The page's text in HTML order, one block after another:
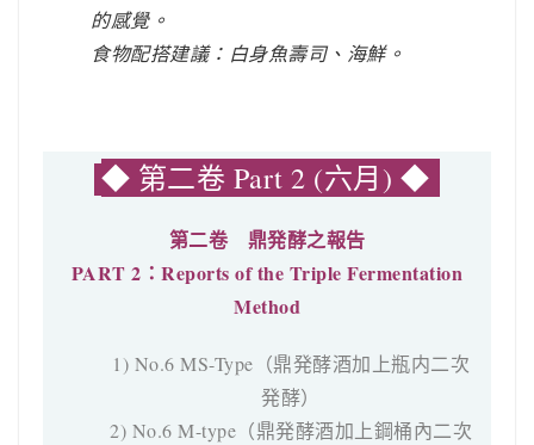
的感覺。
食物配搭建議：白身魚壽司、海鮮。
◆ 第二卷 Part 2 (六月) ◆
第二卷 鼎発酵之報告
PART 2：Reports of the Triple Fermentation
Method
1) No.6 MS-Type（鼎発酵酒加上瓶内二次
発酵）
2) No.6 M-type（鼎発酵酒加上鋼桶內二次